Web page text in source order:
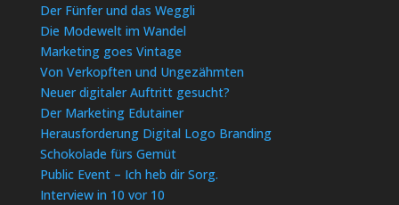
Der Fünfer und das Weggli
Die Modewelt im Wandel
Marketing goes Vintage
Von Verkopften und Ungezähmten
Neuer digitaler Auftritt gesucht?
Der Marketing Edutainer
Herausforderung Digital Logo Branding
Schokolade fürs Gemüt
Public Event – Ich heb dir Sorg.
Interview in 10 vor 10